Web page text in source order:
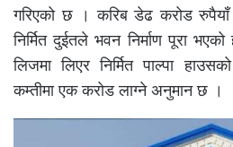
गरिएको छ । करिब डेढ करोड रुपैयाँ
निर्मित दुईतले भवन निर्माण पूरा
लिजमा लिएर निर्मित पाल्पा
कम्तीमा एक करोड लाग्ने अनुमान छ ।